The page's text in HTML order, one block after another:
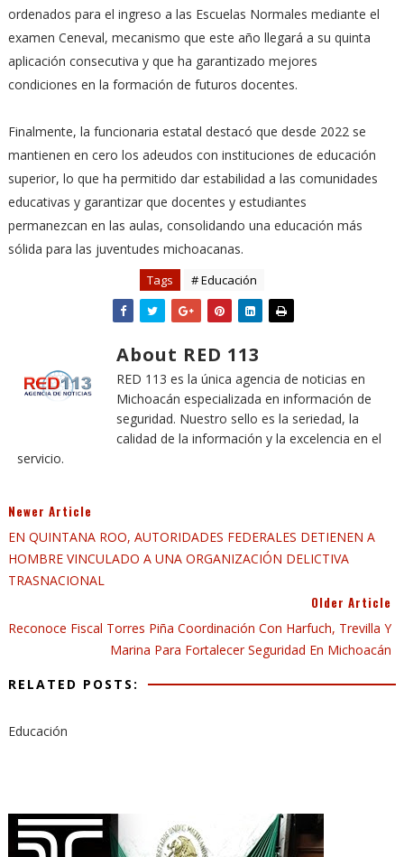
ordenados para el ingreso a las Escuelas Normales mediante el
examen Ceneval, mecanismo que este año llegará a su quinta
aplicación consecutiva y que ha garantizado mejores
condiciones en la formación de futuros docentes.
Finalmente, la funcionaria estatal destacó que desde 2022 se
mantienen en cero los adeudos con instituciones de educación
superior, lo que ha permitido dar estabilidad a las comunidades
educativas y garantizar que docentes y estudiantes
permanezcan en las aulas, consolidando una educación más
sólida para las juventudes michoacanas.
Tags # Educación
About RED 113
RED 113 es la única agencia de noticias en
Michoacán especializada en información de
seguridad. Nuestro sello es la seriedad, la
calidad de la información y la excelencia en el
servicio.
Newer Article
EN QUINTANA ROO, AUTORIDADES FEDERALES DETIENEN A
HOMBRE VINCULADO A UNA ORGANIZACIÓN DELICTIVA
TRASNACIONAL
Older Article
Reconoce Fiscal Torres Piña Coordinación Con Harfuch, Trevilla Y
Marina Para Fortalecer Seguridad En Michoacán
RELATED POSTS:
Educación